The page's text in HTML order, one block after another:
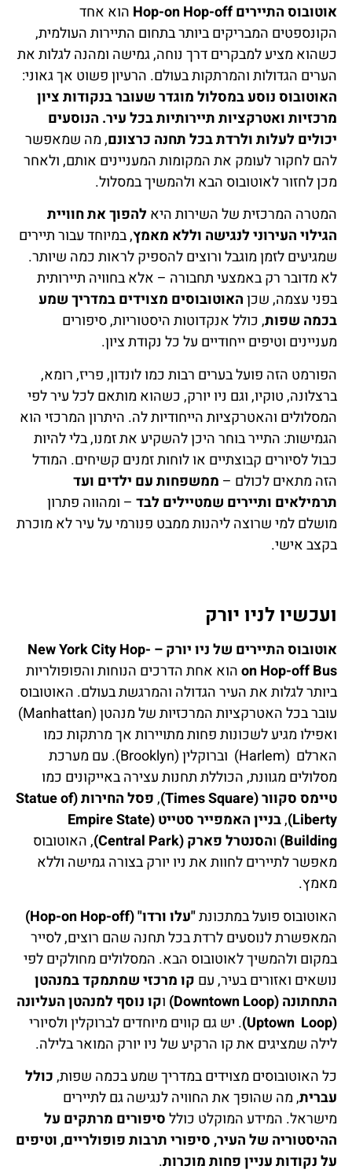
אוטובוס התיירים Hop-on Hop-off
הוא אחד
הקונספטים המבריקים ביותר בתחום התיירות העולמית,
כשהוא מציע למבקרים דרך נוחה, גמישה ומהנה לגלות את
הערים הגדולות והמרתקות בעולם. הרעיון פשוט אך גאוני:
האוטובוס נוסע במסלול מוגדר שעובר בנקודות ציון
מרכזיות ואטרקציות תיירותיות בכל עיר. הנוסעים
יכולים לעלות ולרדת בכל תחנה כרצונם, מה שמאפשר
להם לחקור לעומק את המקומות המעניינים אותם, ולאחר
מכן לחזור לאוטובוס הבא ולהמשיך במסלול.
המטרה המרכזית של השירות היאלהפוך את חוויית
הגילוי העירוני לנגישה וללא מאמץ, במיוחד עבור תיירים
שמגיעים לזמן מוגבל ורוצים להספיק לראות כמה שיותר.
לא מדובר רק באמצעי תחבורה – אלא בחוויה תיירותית
בפני עצמה, שכןהאוטובוסים מצוידים במדריך שמע
בכמה שפות, כולל אנקדוטות היסטוריות, סיפורים
מעניינים וטיפים ייחודיים על כל נקודת ציון.
הפורמט הזה פועל בערים רבות כמו לונדון, פריז, רומא,
ברצלונה, טוקיו, וגם ניו יורק, כשהוא מותאם לכל עיר לפי
המסלולים והאטרקציות הייחודיות לה. היתרון המרכזי הוא
הגמישות: התייר בוחר היכן להשקיע את זמנו, בלי להיות
כבול לסיורים קבוצתיים או לוחות זמנים קשיחים. המודל
הזה מתאים לכולם – ממשפחות עם ילדים ועד
תרמילאים ותיירים שמטיילים לבד– ומהווה פתרון
מושלם למי שרוצה ליהנות ממבט פנורמי על עיר לא מוכרת
בקצב אישי.
ועכשיו לניו יורק
אוטובוס התיירים של ניו יורק – New York City Hop-
on Hop-off Busהוא אחת הדרכים הנוחות והפופולריות
ביותר לגלות את העיר הגדולה והמרגשת בעולם. האוטובוס
עובר בכל האטרקציות המרכזיות של מנהטן (Manhattan)
ואפילו מגיע לשכונות פחות מתויירות אך מרתקות כמו
הארלם (Harlem) וברוקלין (Brooklyn). עם מערכת
מסלולים מגוונת, הכוללת תחנות עצירה באייקונים כמו
טיימס סקוור (Times Square)
,
פסל החירות (Statue of
Liberty)
,
בניין האמפייר סטייט (Empire State
Building) והסנטרל פארק (Central Park)
, האוטובוס
מאפשר לתיירים לחוות את ניו יורק בצורה גמישה וללא
מאמץ.
האוטובוס פועל במתכונת"עלו ורדו" (Hop-on Hop-off)
המאפשרת לנוסעים לרדת בכל תחנה שהם רוצים, לסייר
במקום ולהמשיך לאוטובוס הבא. המסלולים מחולקים לפי
נושאים ואזורים בעיר, עם קו מרכזי שמתמקד במנהטן
התחתונה (Downtown Loop)
וקו נוסף למנהטן העליונה
(Uptown Loop)
. יש גם קווים מיוחדים לברוקלין ולסיורי
לילה שמציגים את קו הרקיע של ניו יורק המואר בלילה.
כל האוטובוסים מצוידים במדריך שמע בכמה שפות,כולל
עברית, מה שהופך את החוויה לנגישה גם לתיירים
מישראל. המידע המוקלט כוללסיפורים מרתקים על
ההיסטוריה של העיר, סיפורי תרבות פופולריים, וטיפים
על נקודות עניין פחות מוכרות.